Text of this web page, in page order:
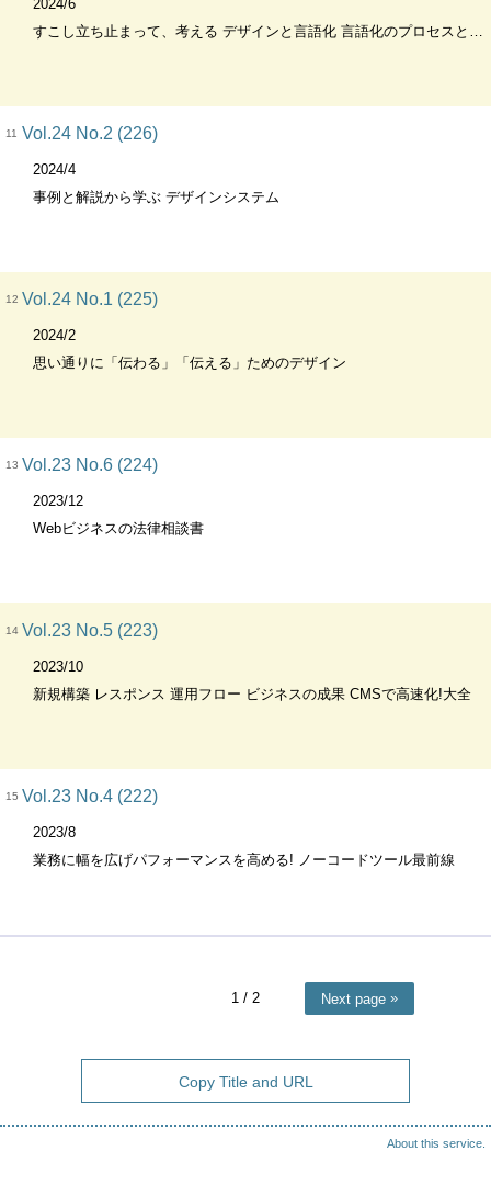
2024/6
すこし立ち止まって、考える デザインと言語化 言語化のプロセスとメカニズム Web制作と言葉 言語化トレーニング 詩人・アーティスト…etc. それぞれの言語化
11 Vol.24 No.2 (226)
2024/4
事例と解説から学ぶ デザインシステム
12 Vol.24 No.1 (225)
2024/2
思い通りに「伝わる」「伝える」ためのデザイン
13 Vol.23 No.6 (224)
2023/12
Webビジネスの法律相談書
14 Vol.23 No.5 (223)
2023/10
新規構築 レスポンス 運用フロー ビジネスの成果 CMSで高速化!大全
15 Vol.23 No.4 (222)
2023/8
業務に幅を広げパフォーマンスを高める! ノーコードツール最前線
1 / 2 Next page
Copy Title and URL
About this service.